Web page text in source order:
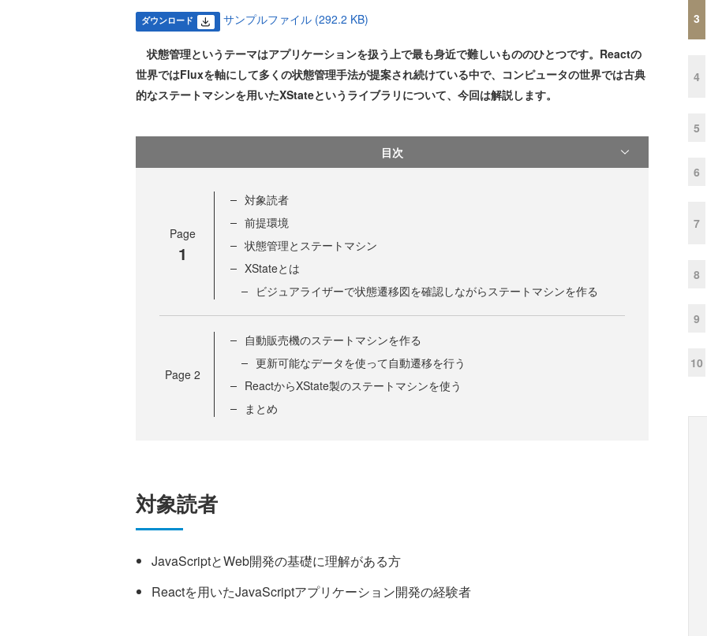
ダウンロード サンプルファイル (292.2 KB)
状態管理というテーマはアプリケーションを扱う上で最も身近で難しいもののひとつです。Reactの
世界ではFluxを軸にして多くの状態管理手法が提案され続けている中で、コンピュータの世界では古典
的なステートマシンを用いたXStateというライブラリについて、今回は解説します。
目次
Page
1
対象読者
前提環境
状態管理とステートマシン
XStateとは
ビジュアライザーで状態遷移図を確認しながらステートマシンを作る
Page 2
自動販売機のステートマシンを作る
更新可能なデータを使って自動遷移を行う
ReactからXState製のステートマシンを使う
まとめ
対象読者
JavaScriptとWeb開発の基礎に理解がある方
Reactを用いたJavaScriptアプリケーション開発の経験者
3
4
5
6
7
8
9
10